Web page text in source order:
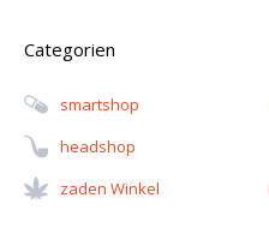
Categorien
Smartshop
Headshop
Zaden Winkel